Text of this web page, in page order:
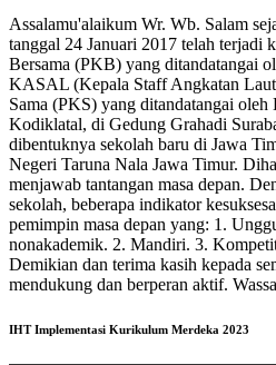
Assalamu'alaikum Wr. Wb. Salam
tanggal 24 Januari 2017 telah terjadi
Bersama (PKB) yang ditandatangai
KASAL (Kepala Staff Angkatan
Sama (PKS) yang ditandatangai
Kodiklatal, di Gedung Grahadi
dibentuknya sekolah baru di Jawa
Negeri Taruna Nala Jawa Timur.
menjawab tantangan masa depan.
sekolah, beberapa indikator
pemimpin masa depan yang: 1.
nonakademik. 2. Mandiri. 3.
Demikian dan terima kasih kepada
mendukung dan berperan aktif.
IHT Implementasi Kurikulum Merdeka 2023